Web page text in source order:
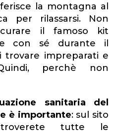
la montagna al
per rilassarsi. Non
il famoso kit
con sé durante il
trovare impreparati e
perchè non
sanitaria del
è importante: sul sito
tutte le